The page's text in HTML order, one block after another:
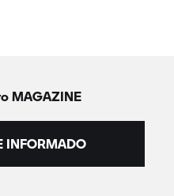
MAGAZINE
INFORMADO